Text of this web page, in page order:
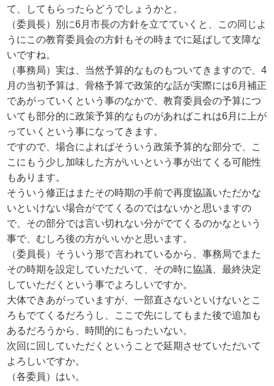
て、してもらったらどうでしょうかと。
（委員長）別に6月市長の方針を立てていくと、この同じよ
うにこの教育委員会の方針もその時までに延ばして支障な
いですね。
（事務局）実は、当然予算的なものもついてきますので、4
月の当初予算は、骨格予算で政策的な話が実際には6月補正
であがっていくという事のなかで、教育委員会の予算につ
いても部分的に政策予算的なものがあればこれは6月に上が
っていくという事になってきます。
ですので、場合によればそういう政策予算的な部分で、こ
こにもう少し加味した方がいいという事が出てくる可能性
もあります。
そういう修正はまたその時期の手前で再度協議いただかな
いといけない場合がでてくるのではないかと思いますの
で、その部分では言い切れない分がでてくるのかなという
事で、むしろ後の方がいいかと思います。
（委員長）そういう形で言われているから、事務局でまた
その時期を設定していただいて、その時に協議、最終決定
していただくという事でよろしいですか。
大体できあがっていますが、一部直さないといけないとこ
ろもでてくるだろうし、ここで先にしてもまた後で追加も
あるだろうから、時間的にもったいない。
次回に回していただくということで延期させていただいて
よろしいですか。
（各委員）はい。